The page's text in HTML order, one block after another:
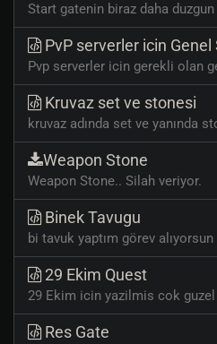
Start gatenin biraz daha
PvP serverler icin Genel
Pvp serverler icin gerekli olan
Kruvaz set ve stonesi
kruvaz adında set ve yanında
Weapon Stone
Weapon Stone.. Silah veriyor.
Binek Tavugu
bi tavuk yaptım görev
29 Ekim Quest
29 Ekim icin yazilmis cok
Res Gate